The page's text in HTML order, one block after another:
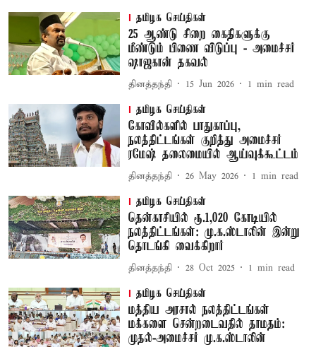
தமிழக செய்திகள்
25 ஆண்டு சிறை கைதிகளுக்கு
மீண்டும் பிணை விடுப்பு - அமைச்சர்
ஷாஜகான் தகவல்
தினத்தந்தி 15 Jun 2026 1 min read
தமிழக செய்திகள்
கோவில்களில் பாதுகாப்பு,
நலத்திட்டங்கள் குறித்து அமைச்சர்
ரமேஷ் தலைமையில் ஆய்வுக்கூட்டம்
தினத்தந்தி 26 May 2026 1 min read
தமிழக செய்திகள்
தென்காசியில் ரூ.1,020 கோடியில்
நலத்திட்டங்கள்: மு.க.ஸ்டாலின் இன்று
தொடங்கி வைக்கிறார்
தினத்தந்தி 28 Oct 2025 1 min read
தமிழக செய்திகள்
மத்திய அரசால் நலத்திட்டங்கள்
மக்களை சென்றடைவதில் தாமதம்:
முதல்-அமைச்சர் மு.க.ஸ்டாலின்